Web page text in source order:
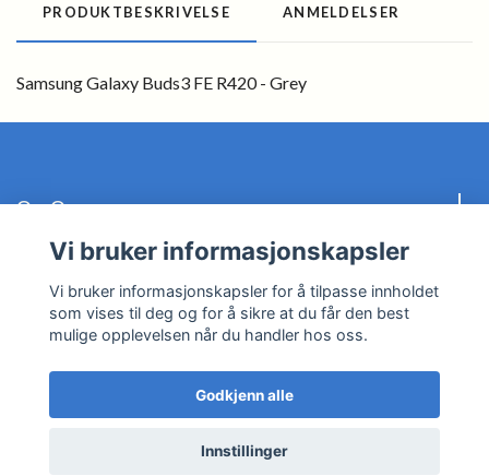
PRODUKTBESKRIVELSE ANMELDELSER
Samsung Galaxy Buds3 FE R420 - Grey
Om Oss
Les mer
© 2026 BayTech
Vi bruker informasjonskapsler
Vi bruker informasjonskapsler for å tilpasse innholdet
som vises til deg og for å sikre at du får den best
mulige opplevelsen når du handler hos oss.
Godkjenn alle
Innstillinger